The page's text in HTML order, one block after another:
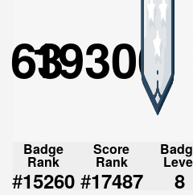
63
19300
Badge
Rank
#15260
Score
Rank
#17487 8